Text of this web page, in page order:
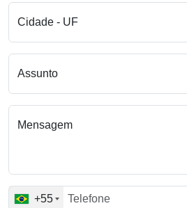
Cidade - UF
Assunto
Mensagem
+55